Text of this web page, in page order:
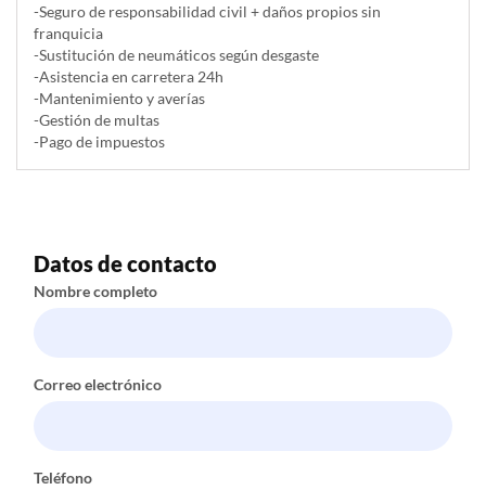
-Seguro de responsabilidad civil + daños propios sin
franquicia
-Sustitución de neumáticos según desgaste
-Asistencia en carretera 24h
-Mantenimiento y averías
-Gestión de multas
-Pago de impuestos
Datos de contacto
Nombre completo
Correo electrónico
Teléfono